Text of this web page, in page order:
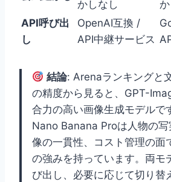
かしなし
API呼び出
し
OpenAI互換 /
API中継サービス
結論: Arenaランキングと
の精度から見ると、GPT-
合力の高い画像生成モデルで
Nano Banana Proは人物の
像の一貫性、コスト管理の面
の強みを持っています。両モ
び出し、必要に応じて切り替